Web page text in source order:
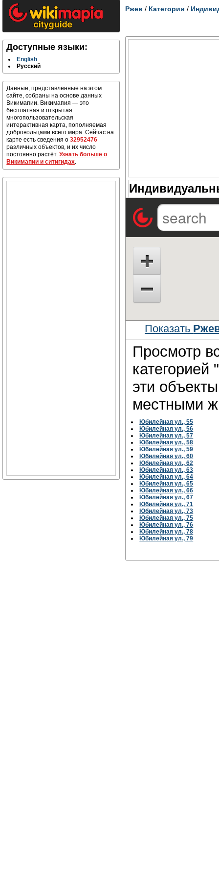
Доступные языки:
English
Русский
Данные, представленные на этом
сайте, собраны на основе данных
Викимапии. Викимапия — это
бесплатная и открытая
многопользовательская
интерактивная карта, пополняемая
добровольцами всего мира. Сейчас на
карте есть сведения о32952476
различных объектов, и их число
постоянно растёт.Узнать больше о
Викимапии и ситигидах.
Ржев / Категории /
Показать
Просмотр
эти
местными
Юбилейная ул., 55
Юбилейная ул., 56
Юбилейная ул., 57
Юбилейная ул., 58
Юбилейная ул., 59
Юбилейная ул., 60
Юбилейная ул., 62
Юбилейная ул., 63
Юбилейная ул., 64
Юбилейная ул., 65
Юбилейная ул., 66
Юбилейная ул., 67
Юбилейная ул., 71
Юбилейная ул., 73
Юбилейная ул., 75
Юбилейная ул., 76
Юбилейная ул., 78
Юбилейная ул., 79